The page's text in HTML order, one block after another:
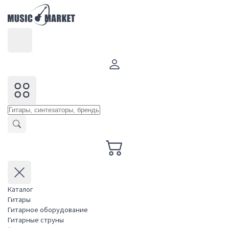
Каталог
Гитары
Гитарное оборудование
Гитарные струны